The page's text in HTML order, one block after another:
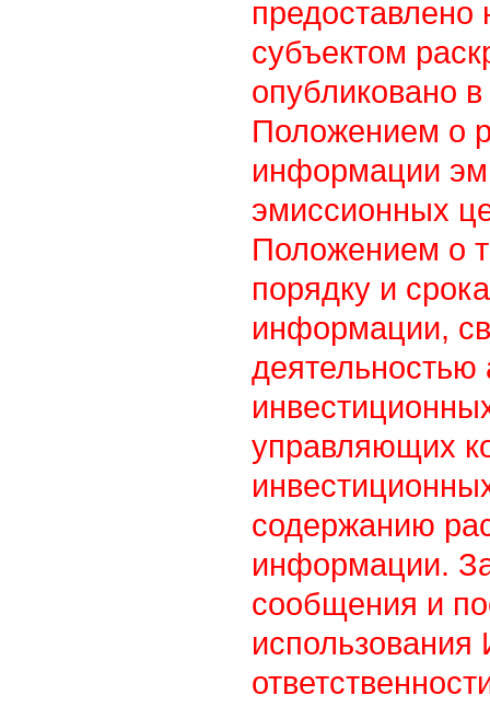
предоставлено
субъектом
опубликовано в
Положением о
информации
эмиссионных
Положением о
порядку и
информации,
управляющих
содержанию
информации.
сообщения и